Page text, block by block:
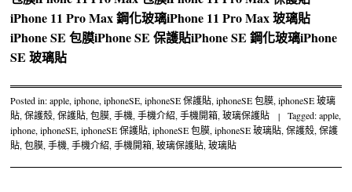
iPhone 11 Pro Max 鋼化玻璃iPhone 11 Pro Max 玻璃貼
iPhone SE 包膜iPhone SE 保護貼iPhone SE 鋼化玻璃iPhone
SE 玻璃貼
Posted in:apple,iphone,iphoneSE,iphoneSE 保護貼,iphoneSE 包膜,iphoneSE 玻璃
貼,保護殼,保護貼,包膜,手機,手機介紹,手機開箱,玻璃保護貼 | Tagged:apple,
iphone,iphoneSE,iphoneSE 保護貼,iphoneSE 包膜,iphoneSE 玻璃貼,保護殼,保護
貼,包膜,手機,手機介紹,手機開箱,玻璃保護貼,玻璃貼